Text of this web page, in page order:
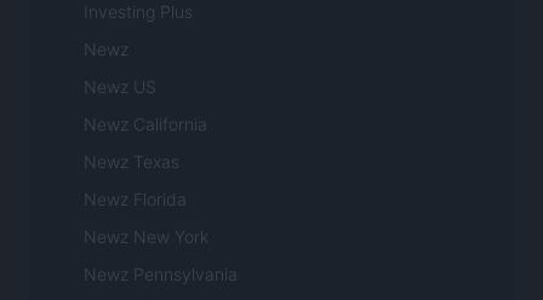
Investing Plus
Newz
Newz US
Newz California
Newz Texas
Newz Florida
Newz New York
Newz Pennsylvania